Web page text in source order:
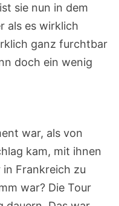
sie nun in dem
als es wirklich
ganz furchtbar
doch ein wenig
war, als von
kam, mit ihnen
Frankreich zu
war? Die Tour